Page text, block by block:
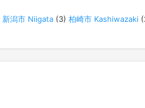
新潟市 Niigata (3) 柏崎市 Kashiwazaki